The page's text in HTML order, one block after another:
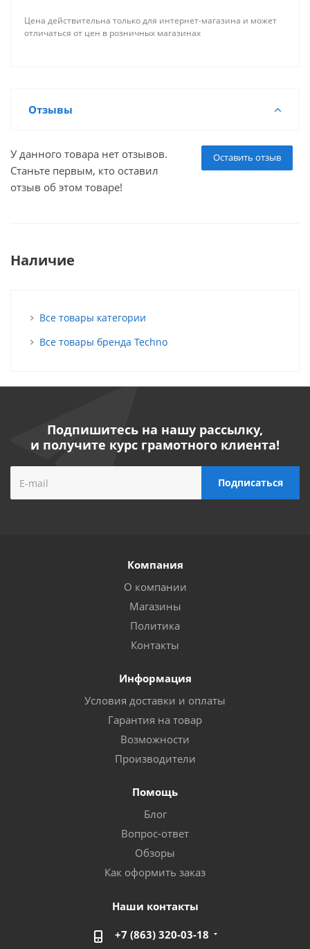
Цена действительна только для интернет-магазина и может
отличаться от цен в розничных магазинах
Отзывы
Оставить отзыв
У данного товара нет отзывов.
Станьте первым, кто оставил
отзыв об этом товаре!
Наличие
Все товары категории
Все товары бренда Techno
Подпишитесь на нашу рассылку,
и получите курс грамотного клиента!
Компания
О компании
Магазины
Политика
Контакты
Информация
Условия доставки и оплаты
Гарантия на товар
Возможности
Производители
Помощь
Блог
Вопрос-ответ
Обзоры
Как оформить заказ
Наши контакты
+7 (863) 320-03-18